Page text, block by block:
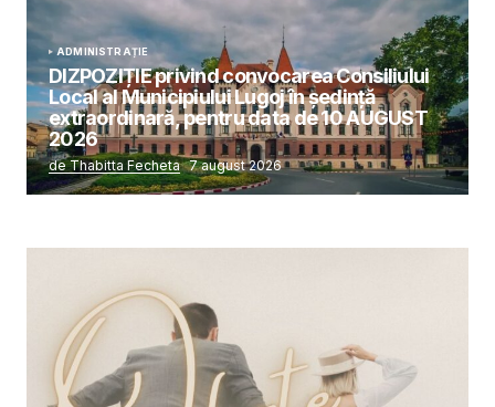
ADMINISTRAȚIE
DIZPOZIȚIE privind convocarea Consiliului
Local al Municipiului Lugoj în şedinţă
extraordinară, pentru data de 10 AUGUST
2026
de Thabitta Fecheta 7 august 2026